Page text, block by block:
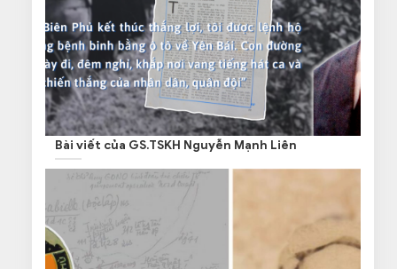
Bài viết của GS.TSKH Nguyễn Mạnh Liên